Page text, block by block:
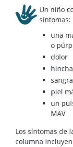
Un niño
síntomas:
una
o
dolor
piel
un
MAV
Los síntomas de
columna